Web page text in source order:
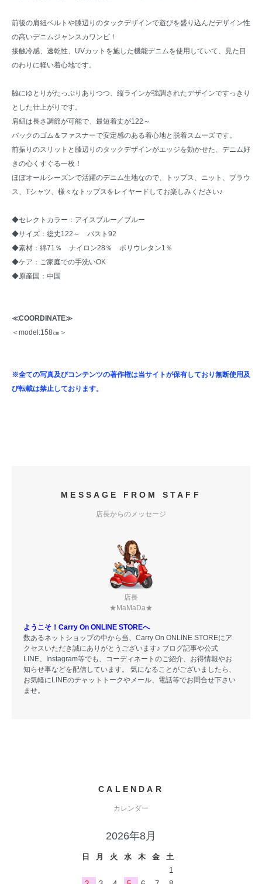
前後の肩紐ベルトや膝辺りのタックデザインで遊びを盛り込んだデザイン性
の高いデニムジャンスカワンピ！
接触冷感、速乾性、UVカットを施した機能デニムを使用していて、見た目
のわりに軽い着心地です。
脇にゆとりがたっぷりありつつ、縦ラインが強調されたデザインですっきり
とした仕上がりです。
肩紐は長さ調節が可能で、最短着丈が122～
バックのゴム＆ファスナーで安定感のある着心地と脱着スムーズです。
前振りのスリットと膝辺りのタックデザインがエッジを効かせた、デニム好
きの心くすぐる一枚！
ほぼオールシーズンで活躍のデニム生地なので、トップス、ニット、ブラウ
ス、Tシャツ、様々なトップスをレイヤードしてお楽しみください♪
◆セレクトカラー：アイスブルー／ブルー
◆サイズ：総丈122～ バスト92
◆素材：綿71％ ナイロン28％ ポリウレタン1％
◆ケア：ご家庭での手洗いOK
◆原産国：中国
≪COORDINATE≫
＜model:158㎝＞
※全ての写真及びコンテンツの著作権は当サイトが保有しており無断使用及
び転載は禁止しております。
MESSAGE FROM STAFF
店長からのメッセージ
店長
★MaMaDa★
ようこそ！Carry On ONLINE STOREへ
数あるネットショップの中から当、Carry On ONLINE STOREにア
クセスいただき誠にありがとうございます♪ ブログ記事や公式
LINE、Instagram等でも、コーディネートのご紹介、お得情報やお
知らせ事などを配信しています。 気になることがございましたら、
お気軽にLINEのチャットトークやメール、電話等でお問合せ下さい
ませ。
CALENDAR
カレンダー
2026年8月
日 月 火 水 木 金
土
1